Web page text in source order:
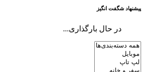
پیشنهاد شگفت انگیز
در حال بارگذاری...